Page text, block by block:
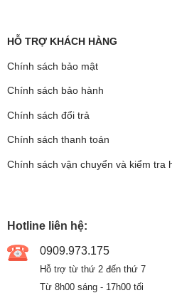
HỖ TRỢ KHÁCH HÀNG
Chính sách bảo mật
Chính sách bảo hành
Chính sách đổi trả
Chính sách thanh toán
Chính sách vận chuyển và kiểm tra
Hotline liên hệ:
0909.973.175
Hỗ trợ từ thứ 2 đến thứ 7
Từ 8h00 sáng - 17h00 tối